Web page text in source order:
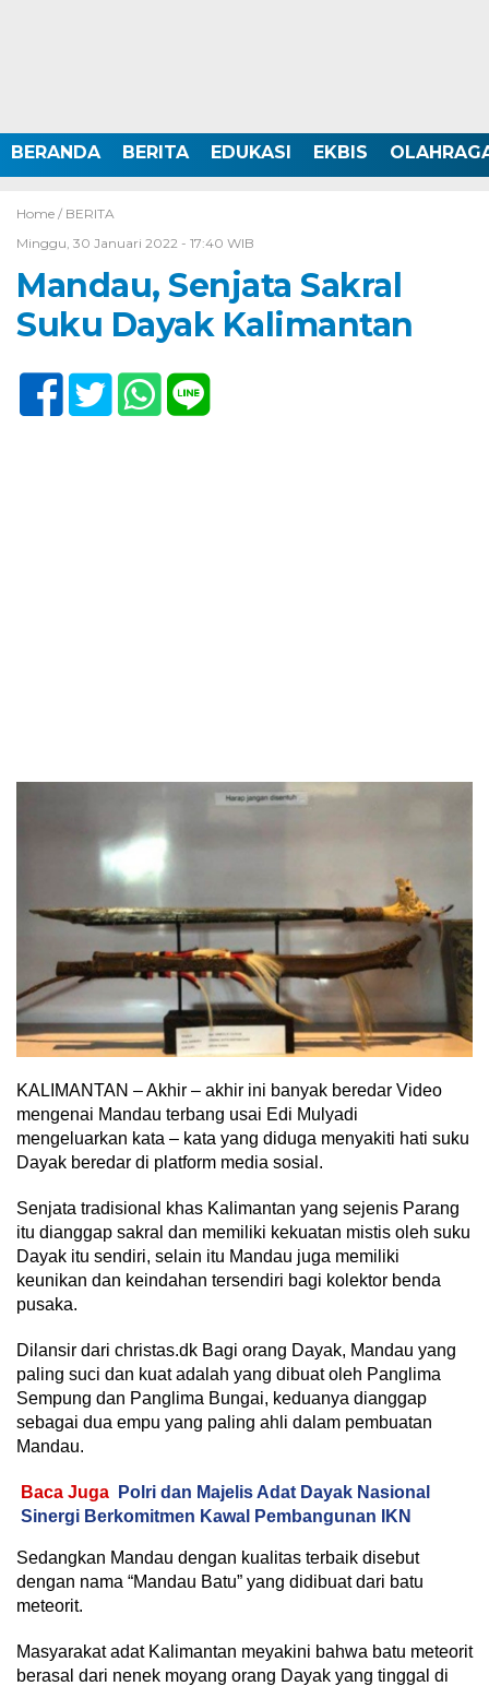
BERANDA BERITA EDUKASI EKBIS
Home / BERITA
Minggu, 30 Januari 2022 - 17:40 WIB
Mandau, Senjata Sakral
Suku Dayak Kalimantan
KALIMANTAN – Akhir – akhir ini banyak beredar Video
mengenai Mandau terbang usai Edi Mulyadi
mengeluarkan kata – kata yang diduga menyakiti hati suku
Dayak beredar di platform media sosial.
Senjata tradisional khas Kalimantan yang sejenis Parang
itu dianggap sakral dan memiliki kekuatan mistis oleh suku
Dayak itu sendiri, selain itu Mandau juga memiliki
keunikan dan keindahan tersendiri bagi kolektor benda
pusaka.
Dilansir dari christas.dk Bagi orang Dayak, Mandau yang
paling suci dan kuat adalah yang dibuat oleh Panglima
Sempung dan Panglima Bungai, keduanya dianggap
sebagai dua empu yang paling ahli dalam pembuatan
Mandau.
Baca Juga
Polri dan Majelis Adat Dayak Nasional
Sinergi Berkomitmen Kawal Pembangunan IKN
Sedangkan Mandau dengan kualitas terbaik disebut
dengan nama “Mandau Batu” yang didibuat dari batu
meteorit.
Masyarakat adat Kalimantan meyakini bahwa batu meteorit
berasal dari nenek moyang orang Dayak yang tinggal di